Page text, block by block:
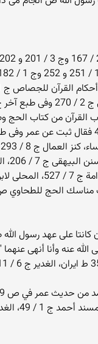
القرآن من كتاب الحج
كانتا على عهد رسول
عنه وأنا أنهى